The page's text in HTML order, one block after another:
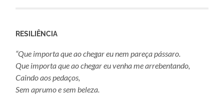
RESILIÊNCIA
“Que importa que ao chegar eu nem pareça pássaro.
Que importa que ao chegar eu venha me arrebentando,
Caindo aos pedaços,
Sem aprumo e sem beleza.